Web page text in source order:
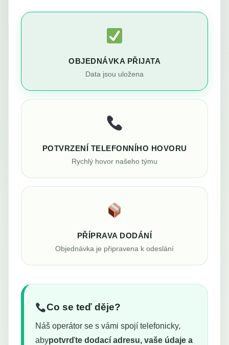
OBJEDNÁVKA PŘIJATA
Data jsou uložena
POTVRZENÍ TELEFONNÍHO HOVORU
Rychlý hovor našeho týmu
PŘÍPRAVA DODÁNÍ
Objednávka je připravena k odeslání
Co se teď děje?
Náš operátor se s vámi spojí telefonicky,
abypotvrďte dodací adresu, vaše údaje a